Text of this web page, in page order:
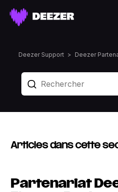
Deezer Support Deezer
Articles dans cette
Partenariat